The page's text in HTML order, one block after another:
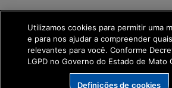
Utilizamos cookies para permitir uma
e para nos ajudar a compreender
relevantes para você. Conforme
LGPD no Governo do Estado de Mato
Definições de cookies